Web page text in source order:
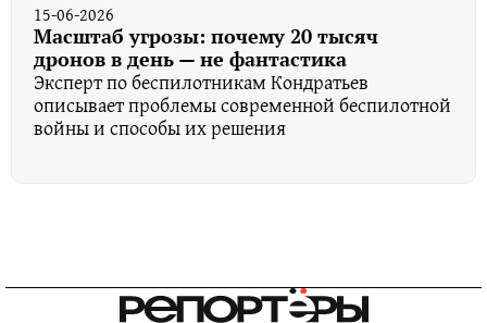
15-06-2026
Масштаб угрозы: почему 20 тысяч
дронов в день — не фантастика
Эксперт по беспилотникам Кондратьев
описывает проблемы современной беспилотной
войны и способы их решения